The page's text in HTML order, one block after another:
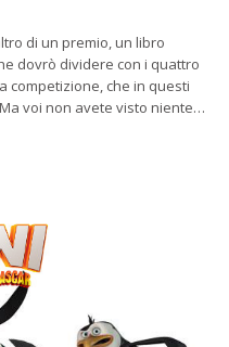
di un premio, un libro
dovrò dividere con i quattro
competizione, che in questi
voi non avete visto niente…